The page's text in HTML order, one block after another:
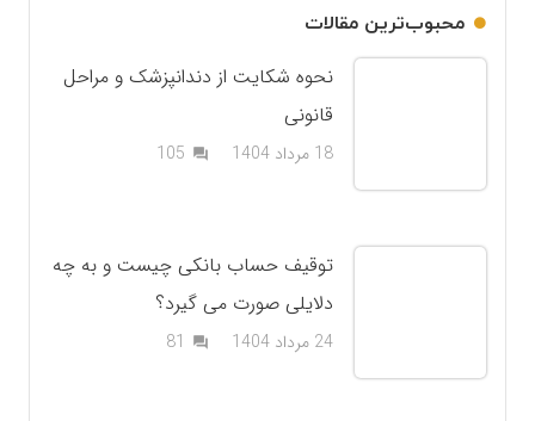
محبوب‌ترین مقالات
نحوه شکایت از دندانپزشک و مراحل
قانونی
18 مرداد 1404 question_answer
105دیدگاه
توقیف حساب بانکی چیست و به چه
دلایلی صورت می گیرد؟
24 مرداد 1404 question_answer
81دیدگاه